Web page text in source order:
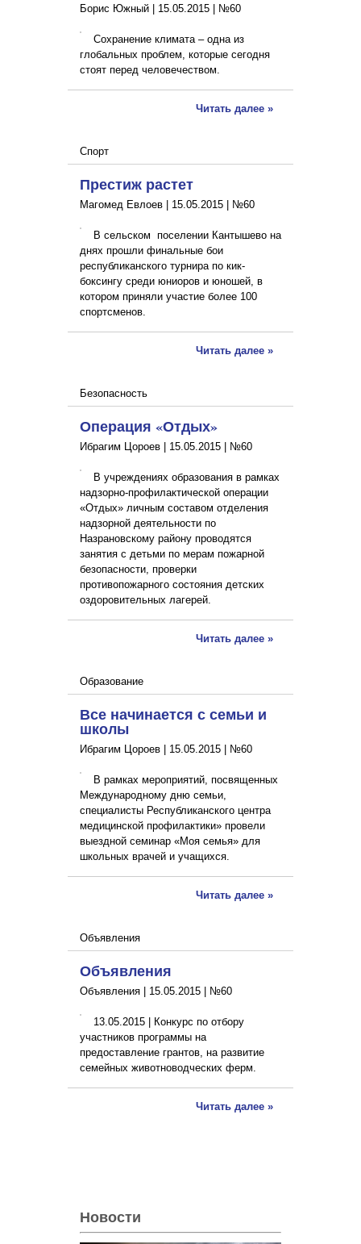
Борис Южный | 15.05.2015 №60
Сохранение климата – одна из
глобальных проблем, которые сегодня
стоят перед человечеством.
Читать далее »
Спорт
Престиж растет
Магомед Евлоев | 15.05.2015 №60
В сельском поселении Кантышево на
днях прошли финальные бои
республиканского турнира по кик-
боксингу среди юниоров и юношей, в
котором приняли участие более 100
спортсменов.
Читать далее »
Безопасность
Операция «Отдых»
Ибрагим Цороев | 15.05.2015 №60
В учреждениях образования в рамках
надзорно-профилактической операции
«Отдых» личным составом отделения
надзорной деятельности по
Назрановскому району проводятся
занятия с детьми по мерам пожарной
безопасности, проверки
противопожарного состояния детских
оздоровительных лагерей.
Читать далее »
Образование
Все начинается с семьи и
школы
Ибрагим Цороев | 15.05.2015 №60
В рамках мероприятий, посвященных
Международному дню семьи,
специалисты Республиканского центра
медицинской профилактики» провели
выездной семинар «Моя семья» для
школьных врачей и учащихся.
Читать далее »
Объявления
Объявления
Объявления | 15.05.2015 №60
13.05.2015 | Конкурс по отбору
участников программы на
предоставление грантов, на развитие
семейных животноводческих ферм.
Читать далее »
Новости